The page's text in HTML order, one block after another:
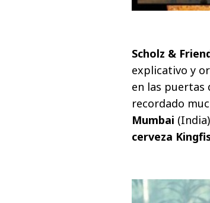
Scholz &
explicativo y
en las puertas
recordado
Mumbai
cerveza